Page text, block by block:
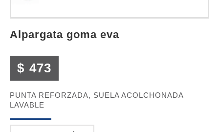
alpargata goma eva
$ 473
PUNTA REFORZADA, SUELA ACOLCHONADA
LAVABLE